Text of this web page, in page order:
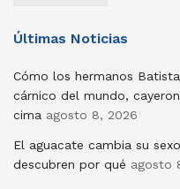
Últimas Noticias
Cómo los hermanos
cárnico del mundo,
cima agosto 8, 2026
El aguacate cambia su
descubren por qué agosto